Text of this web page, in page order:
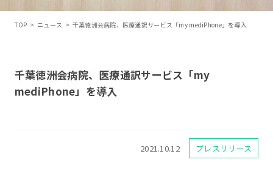
TOP > ニュース > 千葉徳洲会病院、医療通訳サービス「my mediPhone」を導入
千葉徳洲会病院、医療通訳サービス「my
mediPhone」を導入
2021.10.12 プレスリリース